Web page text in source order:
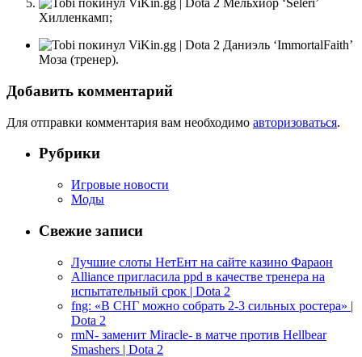
Мельхиор ‘Seleri’
Хилленкамп;
Даниэль ‘ImmortalFaith’
Моза (тренер).
Добавить комментарий
Для отправки комментария вам необходимо авторизоваться.
Рубрики
Игровые новости
Моды
Свежие записи
Лучшие слоты НетЕнт на сайте казино Фараон
Alliance пригласила ppd в качестве тренера на
испытательный срок | Dota 2
fng: «В СНГ можно собрать 2-3 сильных ростера» |
Dota 2
rmN- заменит Miracle- в матче против Hellbear
Smashers | Dota 2